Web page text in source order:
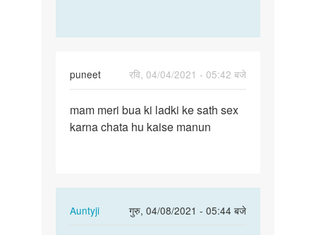
puneet
रवि, 04/04/2021 - 05:42 बजे
mam
meri
mam meri bua ki ladki ke sath sex
karna chata hu kaise manun
Auntyji
गुरु, 04/08/2021 - 05:44 बजे
In